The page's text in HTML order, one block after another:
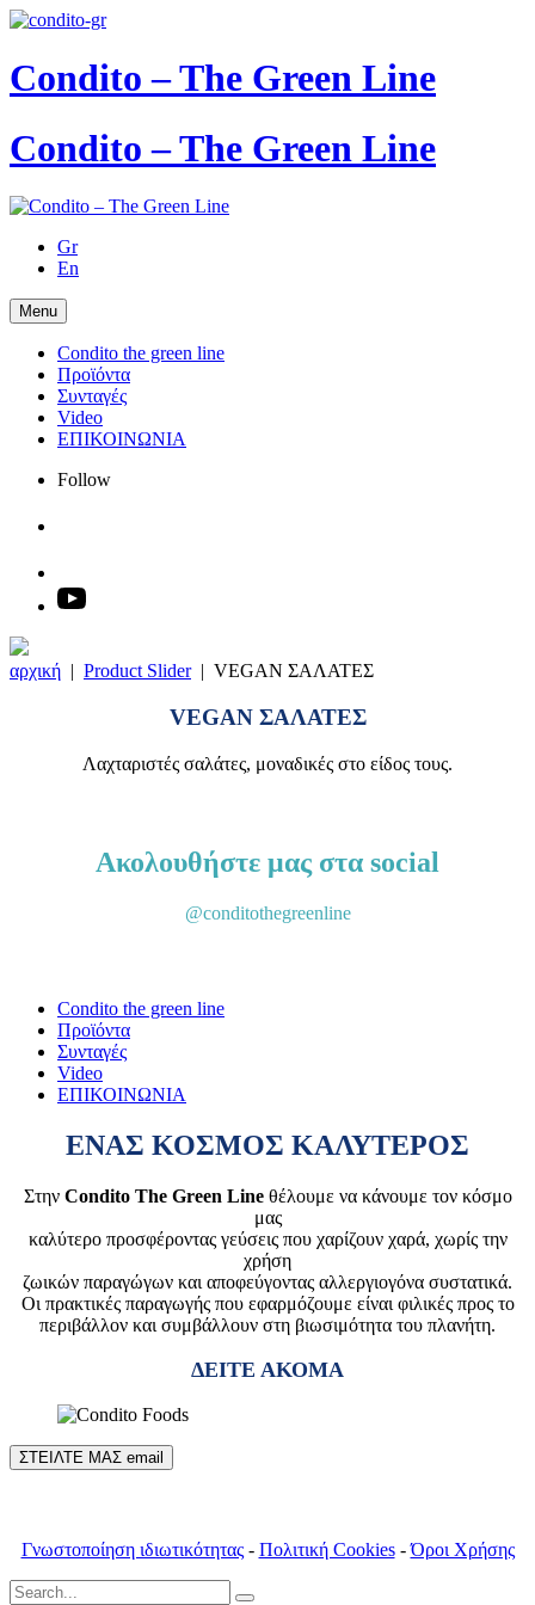
Condito – The Green Line
Condito – The Green Line
Gr
En
Menu
Condito the green line
Προϊόντα
Συνταγές
Video
ΕΠΙΚΟΙΝΩΝΙΑ
Follow
αρχική | Product Slider| VEGAN ΣΑΛΑΤΕΣ
VEGAN ΣΑΛΑΤΕΣ
Λαχταριστές σαλάτες, μοναδικές στο είδος τους.
Ακολουθήστε μας στα social
@conditothegreenline
Condito the green line
Προϊόντα
Συνταγές
Video
ΕΠΙΚΟΙΝΩΝΙΑ
ΕΝΑΣ ΚΟΣΜΟΣ ΚΑΛΥΤΕΡΟΣ
Στην Condito The Green Lineθέλουμε να κάνουμε τον κόσμο
μας
καλύτερο προσφέροντας γεύσεις που χαρίζουν χαρά, χωρίς την
χρήση
ζωικών παραγώγων και αποφεύγοντας αλλεργιογόνα συστατικά.
Οι πρακτικές παραγωγής που εφαρμόζουμε είναι φιλικές προς το
περιβάλλον και συμβάλλουν στη βιωσιμότητα του πλανήτη.
ΔΕΙΤΕ ΑΚΟΜΑ
ΣΤΕΙΛΤΕ ΜΑΣ email
Γνωστοποίηση ιδιωτικότητας- Πολιτική Cookies-Όροι Χρήσης
Search